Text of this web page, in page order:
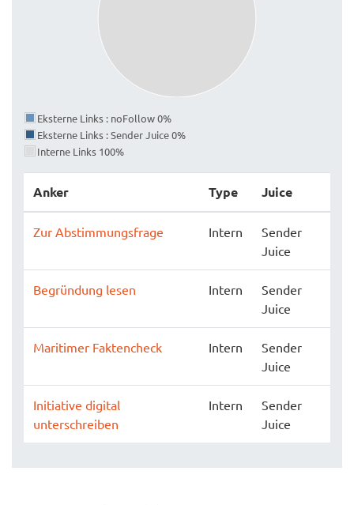
Eksterne Links : noFollow 0%
Eksterne Links : Sender Juice 0%
Interne Links 100%
Anker Type Juice
Zur Abstimmungsfrage Intern
Sender
Juice
Begründung lesen Intern
Sender
Juice
Maritimer Faktencheck Intern
Sender
Juice
Initiative digital
unterschreiben
Intern
Sender
Juice